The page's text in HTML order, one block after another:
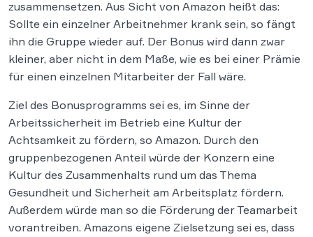
zusammensetzen. Aus Sicht von Amazon heißt das:
Sollte ein einzelner Arbeitnehmer krank sein, so fängt
ihn die Gruppe wieder auf. Der Bonus wird dann zwar
kleiner, aber nicht in dem Maße, wie es bei einer Prämie
für einen einzelnen Mitarbeiter der Fall wäre.
Ziel des Bonusprogramms sei es, im Sinne der
Arbeitssicherheit im Betrieb eine Kultur der
Achtsamkeit zu fördern, so Amazon. Durch den
gruppenbezogenen Anteil würde der Konzern eine
Kultur des Zusammenhalts rund um das Thema
Gesundheit und Sicherheit am Arbeitsplatz fördern.
Außerdem würde man so die Förderung der Teamarbeit
vorantreiben. Amazons eigene Zielsetzung sei es, dass